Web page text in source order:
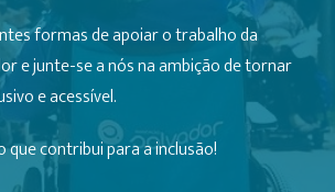
formas de apoiar o trabalho da
e junte-se a nós na ambição de tornar
e acessível.
que contribui para a inclusão!